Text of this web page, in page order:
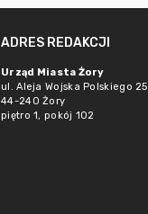
ADRES REDAKCJI
Urząd Miasta Żory
ul. Aleja Wojska Polskiego 25
44-240 Żory
piętro 1, pokój 102